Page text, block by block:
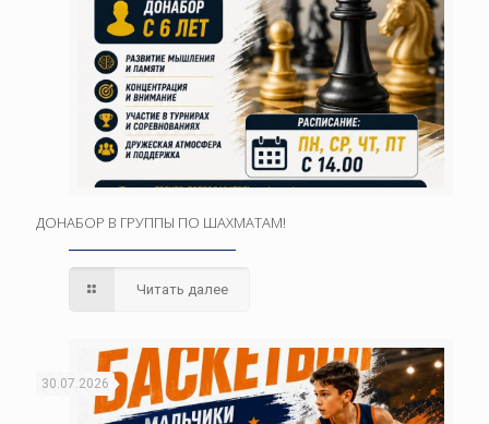
ДОНАБОР В ГРУППЫ ПО ШАХМАТАМ!
Читать далее
30.07.2026